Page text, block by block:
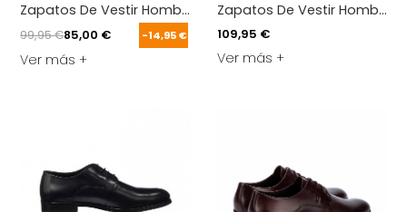
Zapatos De Vestir Hombre Fluchos Heracles 8412 Negro
99,95 €85,00 € -14,95 €
Ver más +
Zapatos De Vestir Hombre
109,95 €
Ver más +